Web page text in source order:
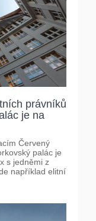
právníků
je na
Červený
palác je
s jedněmi z
například elitní